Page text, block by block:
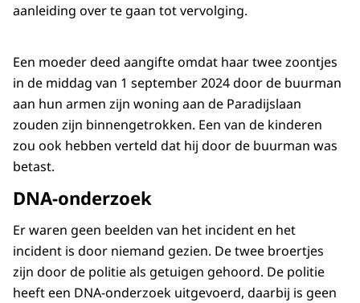
aanleiding over te gaan tot vervolging.
Een moeder deed aangifte omdat haar twee zoontjes
in de middag van 1 september 2024 door de buurman
aan hun armen zijn woning aan de Paradijslaan
zouden zijn binnengetrokken. Een van de kinderen
zou ook hebben verteld dat hij door de buurman was
betast.
DNA-onderzoek
Er waren geen beelden van het incident en het
incident is door niemand gezien. De twee broertjes
zijn door de politie als getuigen gehoord. De politie
heeft een DNA-onderzoek uitgevoerd, daarbij is geen